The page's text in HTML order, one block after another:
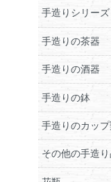
手造りシリーズ
手造りの茶器
手造りの酒器
手造りの鉢
手造りのカッ
その他の手造り